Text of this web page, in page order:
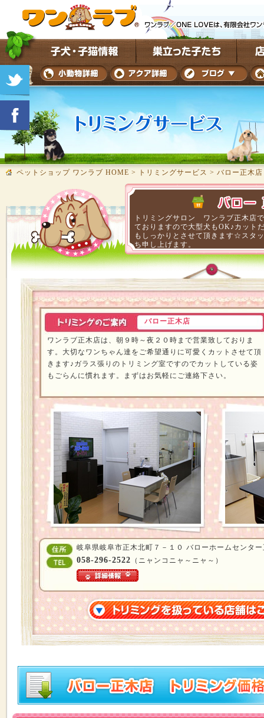
ペットショップ ワンラブ HOME > トリミングサービス > バロー正木店
トリミングサロン ワンラブ正木店
ておりますので大型犬もOK♪カット
もしっかりとさせて頂きます☆スタ
ち申し上げます。
バロー正木店
ワンラブ正木店は、朝９時～夜２０時まで営業致しておりま
す。大切なワンちゃん達をご希望通りに可愛くカットさせて頂
きます♪ガラス張りのトリミング室ですのでカットしている姿
もごらんに慣れます。まずはお気軽にご連絡下さい。
岐阜県岐阜市正木北町７－１０ バローホームセンタ
058-296-2522 （ニャンコニャ～ニャ～）